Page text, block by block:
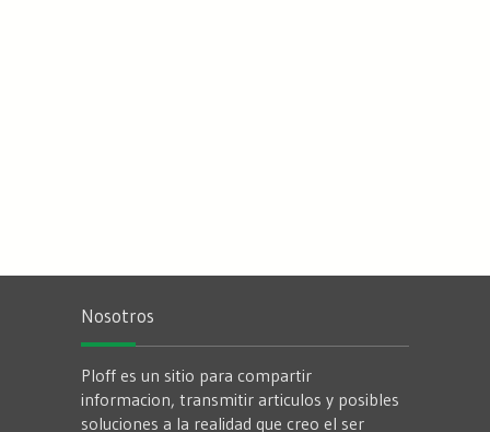
Nosotros
Ploff es un sitio para compartir
informacion, transmitir articulos y posibles
soluciones a la realidad que creo el ser